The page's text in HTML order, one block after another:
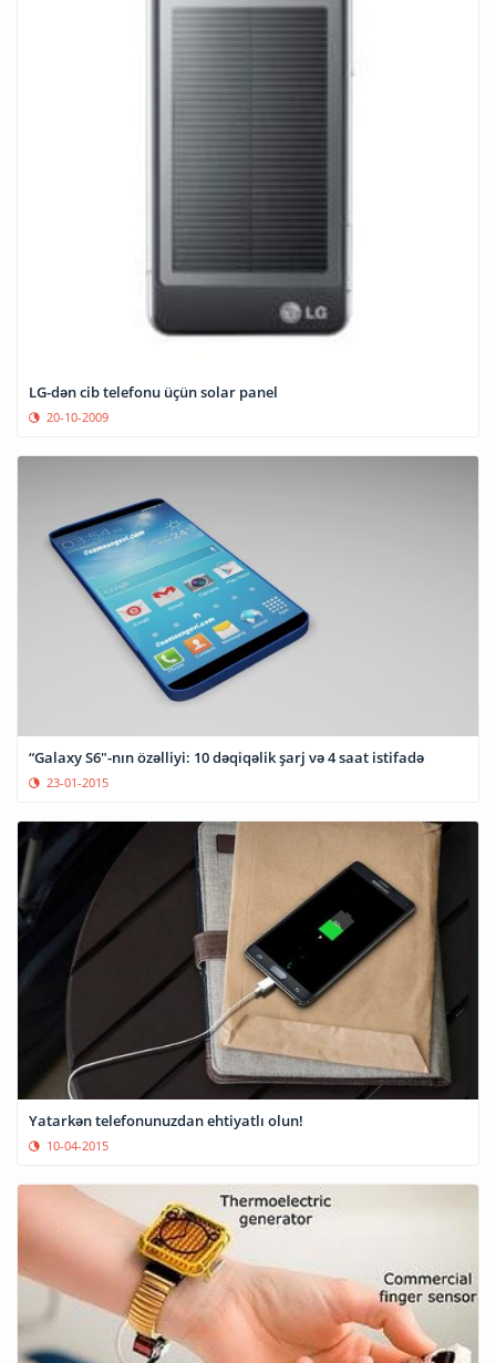
LG-dən cib telefonu üçün solar panel
20-10-2009
“Galaxy S6"-nın özəlliyi: 10 dəqiqəlik şarj və 4 saat istifadə
23-01-2015
Yatarkən telefonunuzdan ehtiyatlı olun!
10-04-2015